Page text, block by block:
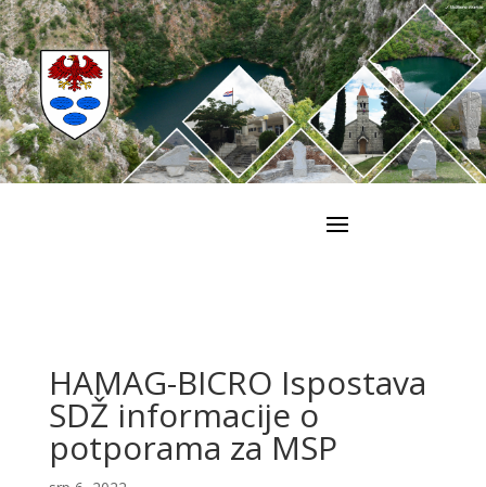
HAMAG-BICRO Ispostava
SDŽ informacije o
potporama za MSP